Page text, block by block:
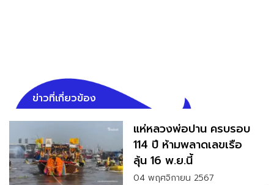
ข่าวที่เกี่ยวข้อง
แห่หลวงพ่อปาน ครบรอบ
114 ปี ห้ามพลาดเลขเรือ
ลุ้น 16 พ.ย.นี้
04 พฤศจิกายน 2567